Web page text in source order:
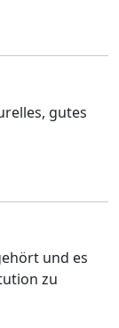
gutes
und es
zu